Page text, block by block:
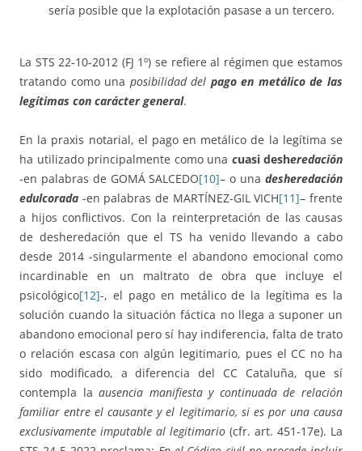
sería posible que la explotación pasase a un tercero.
La STS 22-10-2012 (FJ 1º) se refiere al régimen que estamos
tratando como una posibilidad del pago en metálico de las
legítimas con carácter general.
En la praxis notarial, el pago en metálico de la legítima se
ha utilizado principalmente como una cuasi desheredación
-en palabras de GOMÁ SALCEDO[10]– o unadesheredación
edulcorada -en palabras de MARTÍNEZ-GIL VICH[11]– frente
a hijos conflictivos. Con la reinterpretación de las causas
de desheredación que el TS ha venido llevando a cabo
desde 2014 -singularmente el abandono emocional como
incardinable en un maltrato de obra que incluye el
psicológico[12]-, el pago en metálico de la legítima es la
solución cuando la situación fáctica no llega a suponer un
abandono emocional pero sí hay indiferencia, falta de trato
o relación escasa con algún legitimario, pues el CC no ha
sido modificado, a diferencia del CC Cataluña, que sí
contempla laausencia manifiesta y continuada de relación
familiar entre el causante y el legitimario, si es por una causa
exclusivamente imputable al legitimario (cfr. art. 451-17e). La